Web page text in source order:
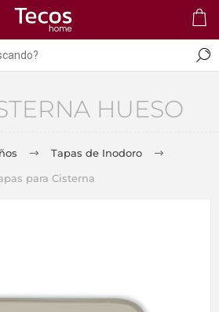
HUESO
Tapas de Inodoro
para Cisterna